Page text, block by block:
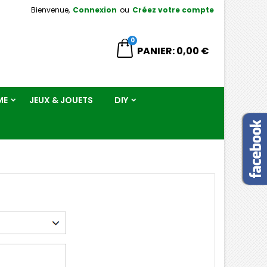
Bienvenue, Connexion ou Créez votre compte
PANIER
0
0,00 €
JEUX & JOUETS DIY